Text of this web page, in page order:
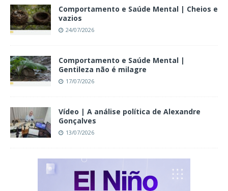
Comportamento e Saúde Mental | Cheios e
vazios
24/07/2026
Comportamento e Saúde Mental |
Gentileza não é milagre
17/07/2026
Vídeo | A análise política de Alexandre
Gonçalves
13/07/2026